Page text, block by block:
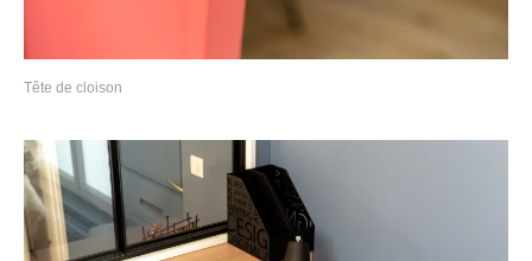
Tête de cloison